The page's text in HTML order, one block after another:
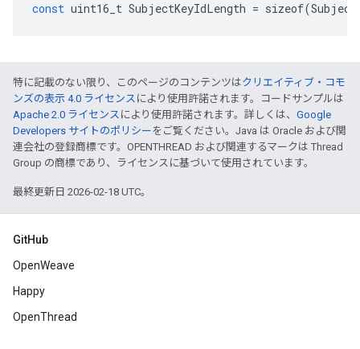
const uint16_t SubjectKeyIdLength = sizeof(
特に記載のない限り、このページのコンテンツはクリエイティブ・コモ
ンズの表示 4.0 ライセンス により使用許諾されます。コードサンプルは
Apache 2.0 ライセンス により使用許諾されます。詳しくは、 Google
Developers サイトのポリシー をご覧ください。Java は Oracle および関
連会社の登録商標です。OPENTHREAD および関連するマークは Thread
Group の商標であり、ライセンスに基づいて使用されています。
最終更新日 2026-02-18 UTC。
GitHub
OpenWeave
Happy
OpenThread